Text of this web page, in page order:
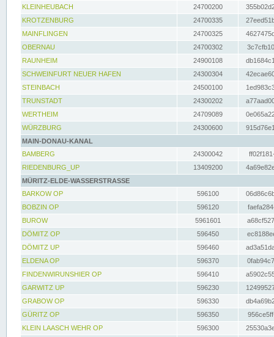
KLEINHEUBACH 24700200
KROTZENBURG
24700335
MAINFLINGEN
24700325
OBERNAU
24700302
RAUNHEIM
24900108
SCHWEINFURT NEUER HAFEN
24300304
STEINBACH
24500100
TRUNSTADT
24300202
WERTHEIM
24709089
WÜRZBURG
24300600
MAIN-DONAU-KANAL
BAMBERG
24300042
RIEDENBURG_UP
13409200
MÜRITZ-ELDE-WASSERSTRASSE
BARKOW OP
596100
BOBZIN OP
596120
BUROW
5961601
DÖMITZ OP
596450
DÖMITZ UP
596460
ELDENA OP
596370
FINDENWIRUNSHIER OP
596410
GARWITZ UP
596230
GRABOW OP
596330
GÜRITZ OP
596350
KLEIN LAASCH WEHR OP
596300